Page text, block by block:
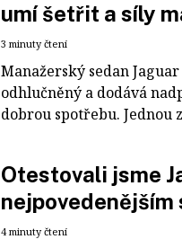
umí šetřit a síly
3 minuty čtení
Manažerský sedan
odhlučněný a dodává
dobrou spotřebu. Jednou
Otestovali jsme
4 minuty čtení